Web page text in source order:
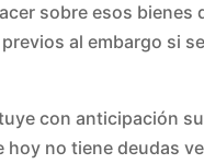
sobre esos bienes
al embargo si
con anticipación
no tiene deudas